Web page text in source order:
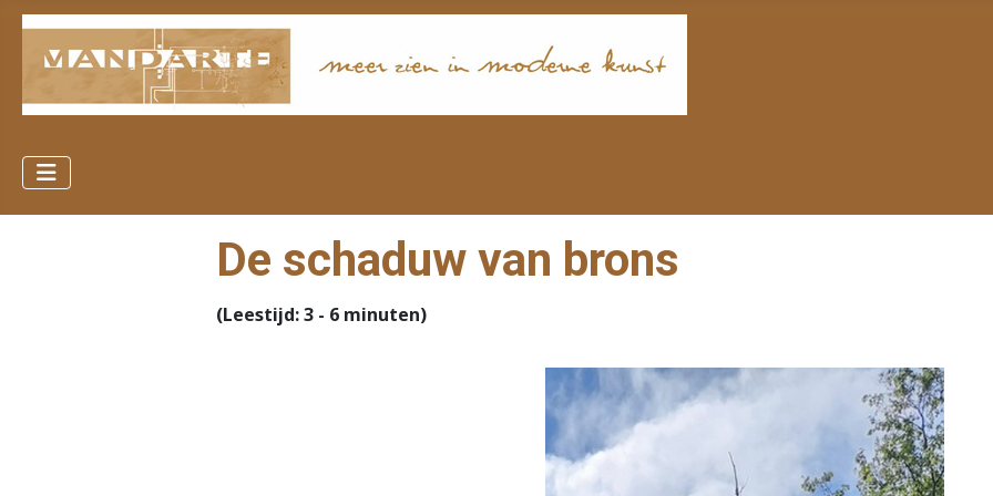
De schaduw van brons
(Leestijd: 3 - 6 minuten)